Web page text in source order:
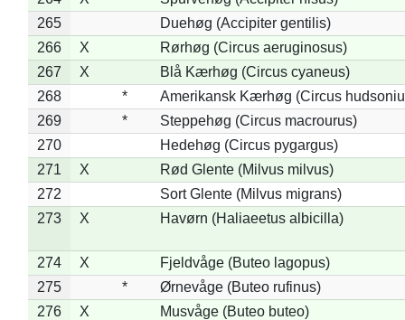
265
Duehøg (Accipiter gentilis)
266
X
Rørhøg (Circus aeruginosus)
267
X
Blå Kærhøg (Circus cyaneus)
268
*
Amerikansk Kærhøg (Circus
269
*
Steppehøg (Circus macrourus)
270
Hedehøg (Circus pygargus)
271
X
Rød Glente (Milvus milvus)
272
Sort Glente (Milvus migrans)
273
X Havørn (Haliaeetus albicilla)
274 X
Fjeldvåge (Buteo lagopus)
275
*
Ørnevåge (Buteo rufinus)
276
X
Musvåge (Buteo buteo)